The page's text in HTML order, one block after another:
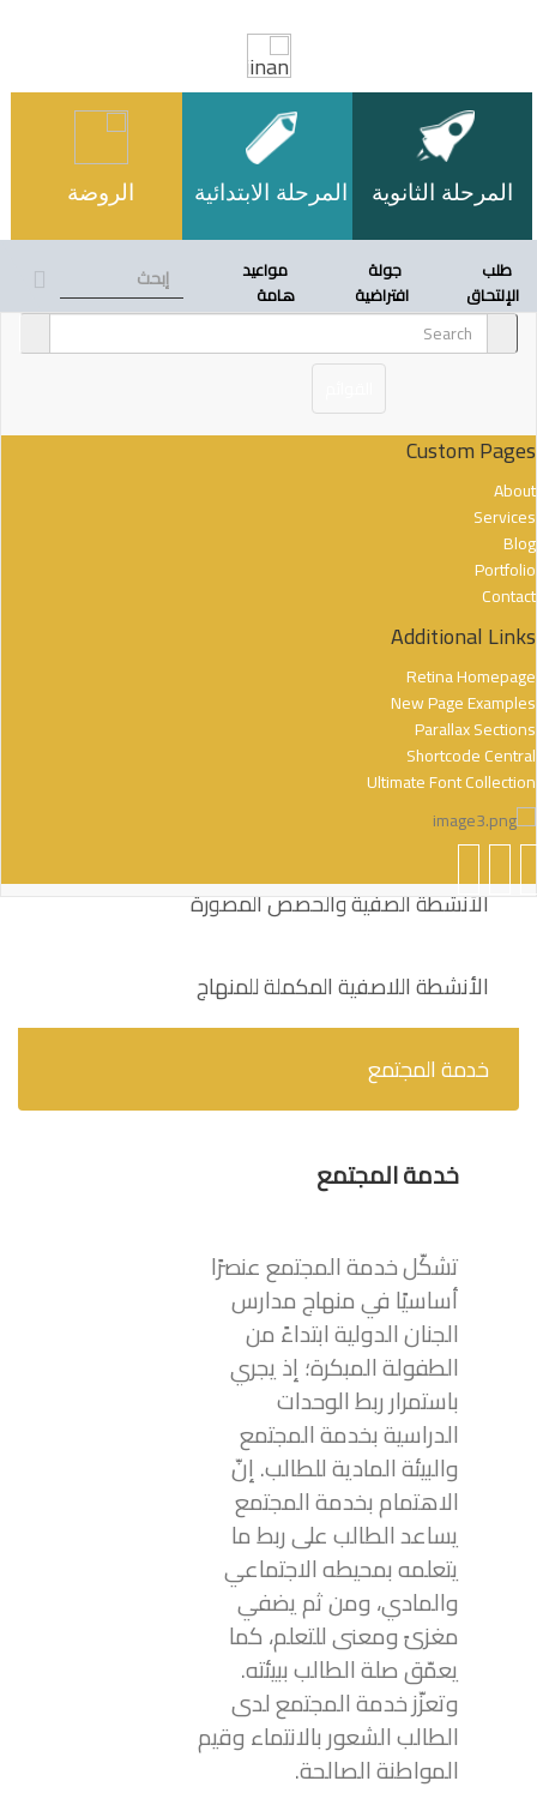
المرحلة الثانوية المرحلة الابتدائية الروضة
طلب
الإلتحاق
جولة
افتراضية
مواعيد
هامة
Custom Pages
About
Services
Blog
Portfolio
Contact
Additional Links
Retina Homepage
New Page Examples
Parallax Sections
Shortcode Central
Ultimate Font Collection
الحياة الطلابية
نظرة عامة
الأنشطة الصفية والحصص المصورة
الأنشطة اللاصفية المكملة للمنهاج
خدمة المجتمع
خدمة المجتمع
تشكّل خدمة المجتمع عنصرًا
أساسيًا في منهاج مدارس
الجنان الدولية ابتداءً من
الطفولة المبكرة؛ إذ يجري
باستمرار ربط الوحدات
الدراسية بخدمة المجتمع
والبيئة المادية للطالب. إنّ
الاهتمام بخدمة المجتمع
يساعد الطالب على ربط ما
يتعلمه بمحيطه الاجتماعي
والمادي، ومن ثم يضفي
مغزىً ومعنى للتعلم، كما
يعمّق صلة الطالب ببيئته.
وتعزّز خدمة المجتمع لدى
الطالب الشعور بالانتماء وقيم
المواطنة الصالحة.